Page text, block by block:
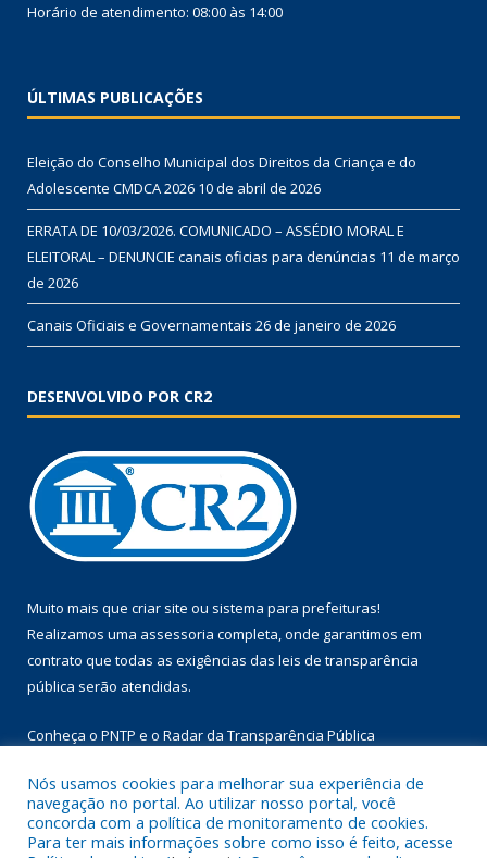
Horário de atendimento: 08:00 às 14:00
ÚLTIMAS PUBLICAÇÕES
Eleição do Conselho Municipal dos Direitos da Criança e do
Adolescente CMDCA 2026 10 de abril de 2026
ERRATA DE 10/03/2026. COMUNICADO – ASSÉDIO MORAL E
ELEITORAL – DENUNCIE canais oficias para denúncias 11 de março
de 2026
Canais Oficiais e Governamentais 26 de janeiro de 2026
DESENVOLVIDO POR CR2
Muito mais que criar site ou sistema para prefeituras!
Realizamos uma assessoria completa, onde garantimos em
contrato que todas as exigências das leis de transparência
pública serão atendidas.
Conheça o PNTP e o Radar da Transparência Pública
Todos os direitos reservados a Prefeitura Municipal de Floresta
Nós usamos cookies para melhorar sua experiência de
navegação no portal. Ao utilizar nosso portal, você
concorda com a política de monitoramento de cookies.
Para ter mais informações sobre como isso é feito, acesse